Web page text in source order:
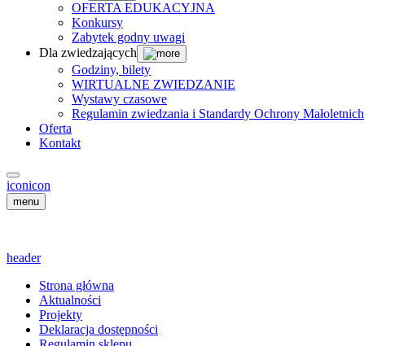
OFERTA EDUKACYJNA
Konkursy
Zabytek godny uwagi
Dla zwiedzających
Godziny, bilety
WIRTUALNE ZWIEDZANIE
Wystawy czasowe
Regulamin zwiedzania i Standardy Ochrony Małoletnich
Oferta
Kontakt
iconicon
menu
header
Strona główna
Aktualności
Projekty
Deklaracja dostępności